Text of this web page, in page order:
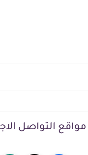
مواقع التواصل